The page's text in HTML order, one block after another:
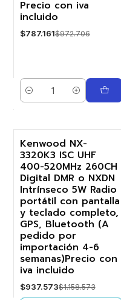
Precio con iva
incluido
$787.161$972.706
Cantidad
-19%
Agotado
Kenwood NX-
3320K3 ISC UHF
400-520MHz 260CH
Digital DMR o NXDN
Intrínseco 5W Radio
portátil con pantalla
y teclado completo,
GPS, Bluetooth (A
pedido por
importación 4-6
semanas)Precio con
iva incluido
$937.573$1.158.573